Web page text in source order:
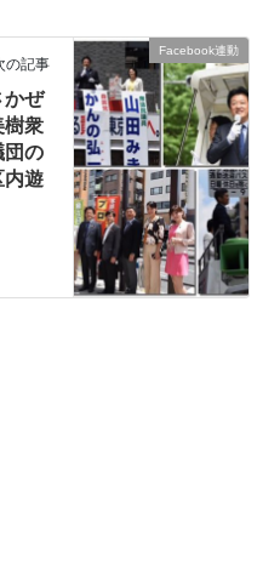
Facebook連動
の記事
かぜ
樹衆
団の
内遊